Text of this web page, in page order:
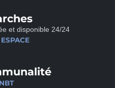
et disponible 24/24